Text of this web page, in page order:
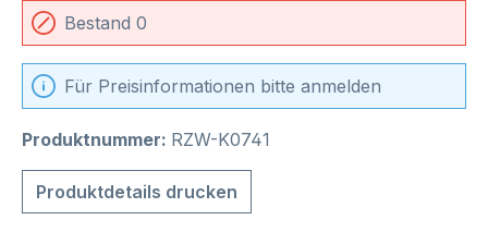
Bestand 0
Für Preisinformationen bitte anmelden
Produktnummer: RZW-K0741
Produktdetails drucken